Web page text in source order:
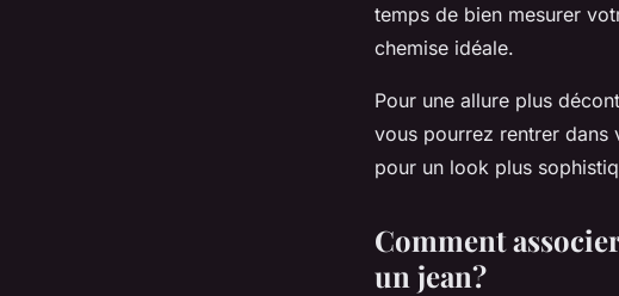
temps de bien mesurer
chemise idéale.
Pour une allure plus
vous pourrez rentrer dans
pour un look plus
Comment
un jean?